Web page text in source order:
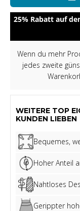
25% Rabatt auf
Wenn du mehr
jedes zweite
WEITERE TOP
KUNDEN LIEBEN
Bequemes,
Hoher Anteil
Nahtloses
Gerippter